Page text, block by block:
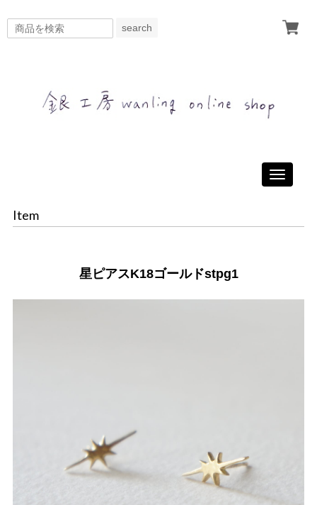
search
Toggle
Item
星ピアスK18ゴールドstpg1